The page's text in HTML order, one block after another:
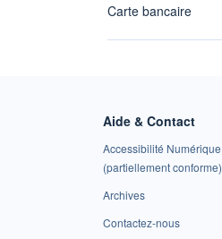
Carte bancaire
Aide & Contact
Accessibilité Numérique
(partiellement conforme)
Archives
Contactez-nous